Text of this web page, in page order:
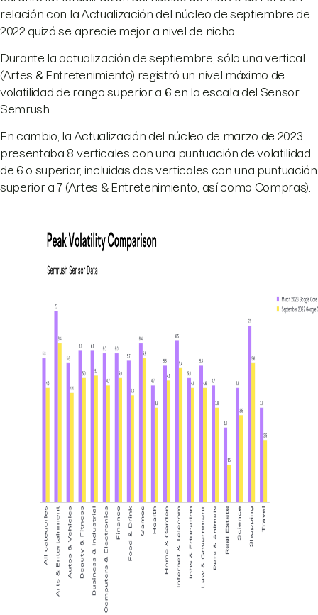
relación con la Actualización del núcleo de septiembre de
2022 quizá se aprecie mejor a nivel de nicho.
Durante la actualización de septiembre, sólo una vertical
(Artes & Entretenimiento) registró un nivel máximo de
volatilidad de rango superior a 6 en la escala del Sensor
Semrush.
En cambio, la Actualización del núcleo de marzo de 2023
presentaba 8 verticales con una puntuación de volatilidad
de 6 o superior, incluidas dos verticales con una puntuación
superior a 7 (Artes & Entretenimiento, así como Compras).